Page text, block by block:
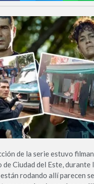
de la serie estuvo
Ciudad del Este, durante
están rodando allí parecen